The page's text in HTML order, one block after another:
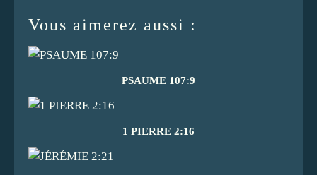
Vous aimerez aussi :
PSAUME 107:9
1 PIERRE 2:16